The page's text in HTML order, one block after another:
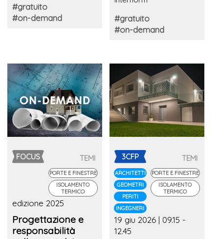
trasparenti
#gratuito
#on-demand
aggiornamenti,
requisiti e
responsabilità del
#gratuito
#on-demand
FOCUS TEMI
PORTE E FINESTRE
ISOLAMENTO
TERMICO
edizione 2025
Progettazione e
responsabilità
3CFP
ARCHITETTI
GEOMETRI
PERITI
INGEGNERI
TEMI
PORTE E FINESTRE
ISOLAMENTO
TERMICO
19 giu 2026 | 09.15 -
12.45